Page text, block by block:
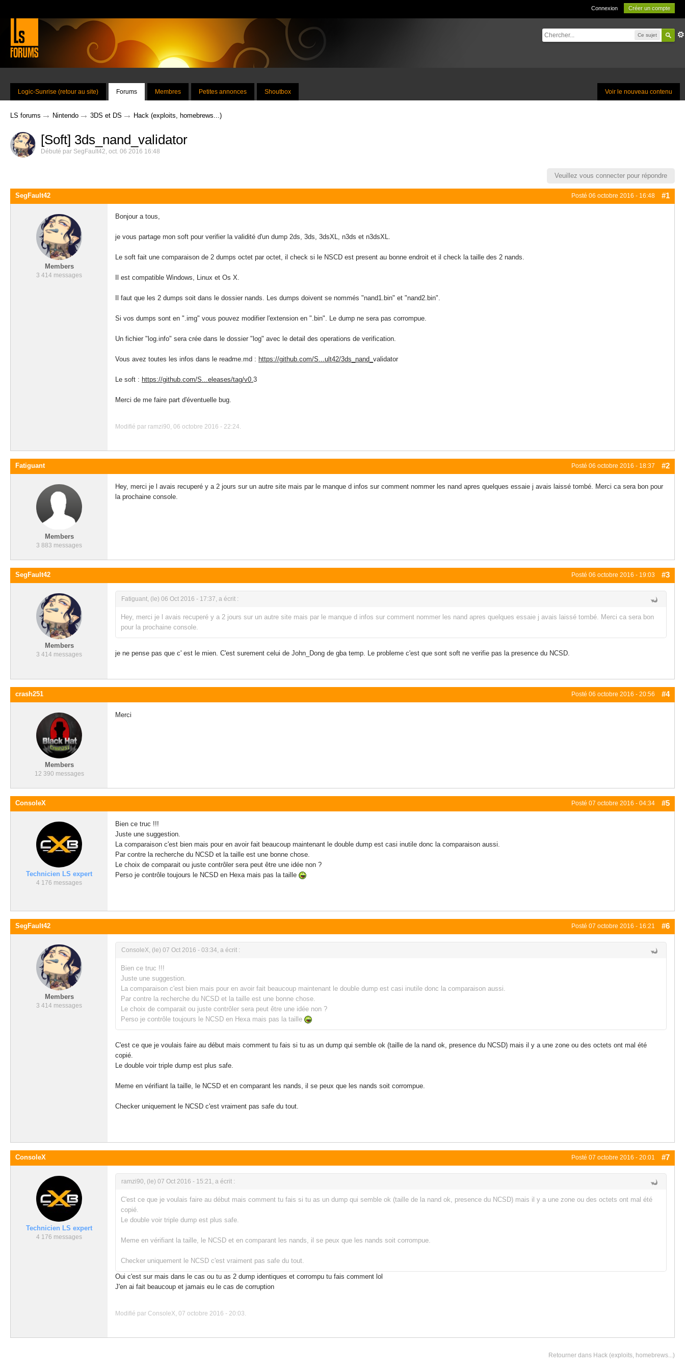
Connexion Créer un compte
Ce sujet
Voir le nouveau contenu
Logic-Sunrise (retour au site) Forums Membres Petites annonces Shoutbox
LS forums → Nintendo → 3DS et DS → Hack (exploits, homebrews...)
[Soft] 3ds_nand_validator
Débuté par SegFault42, oct. 06 2016 16:48
Veuillez vous connecter pour répondre
Posté 06 octobre 2016 - 16:48 #1
SegFault42
Members
3 414 messages
Bonjour a tous,
je vous partage mon soft pour verifier la validité d'un dump 2ds, 3ds, 3dsXL, n3ds et n3dsXL.
Le soft fait une comparaison de 2 dumps octet par octet, il check si le NSCD est present au bonne endroit et il check la taille des 2 nands.
Il est compatible Windows, Linux et Os X.
Il faut que les 2 dumps soit dans le dossier nands. Les dumps doivent se nommés "nand1.bin" et "nand2.bin".
Si vos dumps sont en ".img" vous pouvez modifier l'extension en ".bin". Le dump ne sera pas corrompue.
Un fichier "log.info" sera crée dans le dossier "log" avec le detail des operations de verification.
Vous avez toutes les infos dans le readme.md : https://github.com/S...ult42/3ds_nand_ validator
Le soft : https://github.com/S...eleases/tag/v0.3
Merci de me faire part d'éventuelle bug.
Modifié par ramzi90, 06 octobre 2016 - 22:24.
Posté 06 octobre 2016 - 18:37 #2
Fatiguant
Members
3 883 messages
Hey, merci je l avais recuperé y a 2 jours sur un autre site mais par le manque d infos sur comment nommer les nand apres quelques essaie j avais laissé tombé. Merci ca sera bon pour
la prochaine console.
Posté 06 octobre 2016 - 19:03 #3
SegFault42
Members
3 414 messages
Fatiguant, (le) 06 Oct 2016 - 17:37, a écrit :
Hey, merci je l avais recuperé y a 2 jours sur un autre site mais par le manque d infos sur comment nommer les nand apres quelques essaie j avais laissé tombé. Merci ca sera bon
pour la prochaine console.
je ne pense pas que c' est le mien. C'est surement celui de John_Dong de gba temp. Le probleme c'est que sont soft ne verifie pas la presence du NCSD.
Posté 06 octobre 2016 - 20:56 #4
crash251
Members
12 390 messages
Merci
Posté 07 octobre 2016 - 04:34 #5
ConsoleX
Technicien LS expert
4 176 messages
Bien ce truc !!!
Juste une suggestion.
La comparaison c'est bien mais pour en avoir fait beaucoup maintenant le double dump est casi inutile donc la comparaison aussi.
Par contre la recherche du NCSD et la taille est une bonne chose.
Le choix de comparait ou juste contrôler sera peut être une idée non ?
Perso je contrôle toujours le NCSD en Hexa mais pas la taille
Posté 07 octobre 2016 - 16:21 #6
SegFault42
Members
3 414 messages
ConsoleX, (le) 07 Oct 2016 - 03:34, a écrit :
Bien ce truc !!!
Juste une suggestion.
La comparaison c'est bien mais pour en avoir fait beaucoup maintenant le double dump est casi inutile donc la comparaison aussi.
Par contre la recherche du NCSD et la taille est une bonne chose.
Le choix de comparait ou juste contrôler sera peut être une idée non ?
Perso je contrôle toujours le NCSD en Hexa mais pas la taille
C'est ce que je voulais faire au début mais comment tu fais si tu as un dump qui semble ok (taille de la nand ok, presence du NCSD) mais il y a une zone ou des octets ont mal été
copié.
Le double voir triple dump est plus safe.
Meme en vérifiant la taille, le NCSD et en comparant les nands, il se peux que les nands soit corrompue.
Checker uniquement le NCSD c'est vraiment pas safe du tout.
Posté 07 octobre 2016 - 20:01 #7
ConsoleX
Technicien LS expert
4 176 messages
ramzi90, (le) 07 Oct 2016 - 15:21, a écrit :
C'est ce que je voulais faire au début mais comment tu fais si tu as un dump qui semble ok (taille de la nand ok, presence du NCSD) mais il y a une zone ou des octets ont mal été
copié.
Le double voir triple dump est plus safe.
Meme en vérifiant la taille, le NCSD et en comparant les nands, il se peux que les nands soit corrompue.
Checker uniquement le NCSD c'est vraiment pas safe du tout.
Oui c'est sur mais dans le cas ou tu as 2 dump identiques et corrompu tu fais comment lol
J'en ai fait beaucoup et jamais eu le cas de corruption
Modifié par ConsoleX, 07 octobre 2016 - 20:03.
Retourner dans Hack (exploits, homebrews...)